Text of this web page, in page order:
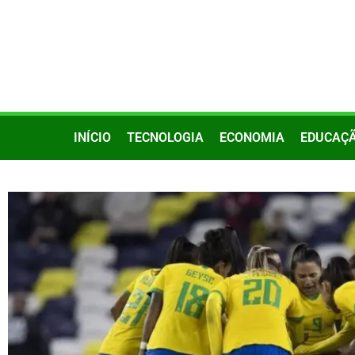
INÍCIO TECNOLOGIA ECONOMIA